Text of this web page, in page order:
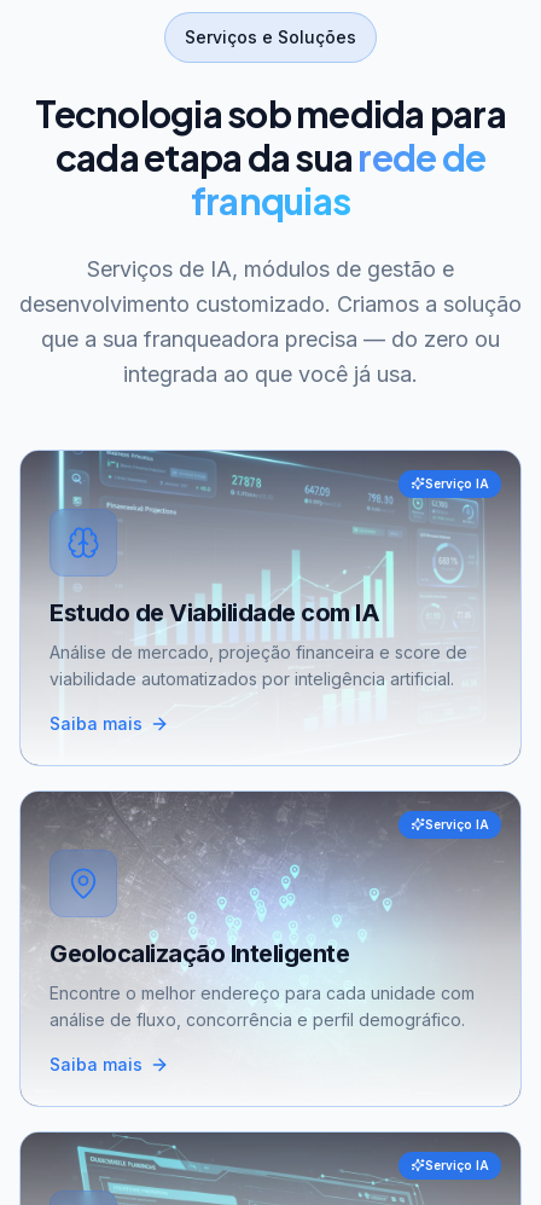
Serviços e Soluções
Tecnologia sob medida para
cada etapa da suarede de
franquias
Serviços de IA, módulos de gestão e
desenvolvimento customizado. Criamos a solução
que a sua franqueadora precisa — do zero ou
integrada ao que você já usa.
Serviço IA
Estudo de Viabilidade com IA
Análise de mercado, projeção financeira e score de
viabilidade automatizados por inteligência artificial.
Saiba mais
Serviço IA
Geolocalização Inteligente
Encontre o melhor endereço para cada unidade com
análise de fluxo, concorrência e perfil demográfico.
Saiba mais
Serviço IA